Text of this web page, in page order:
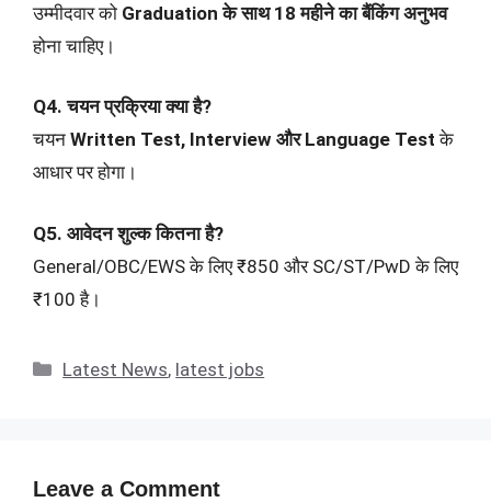
उम्मीदवार को Graduation के साथ 18 महीने का बैंकिंग अनुभव
होना चाहिए।
Q4. चयन प्रक्रिया क्या है?
चयन Written Test, Interview और Language Test के
आधार पर होगा।
Q5. आवेदन शुल्क कितना है?
General/OBC/EWS के लिए ₹850 और SC/ST/PwD के लिए
₹100 है।
Categories
Latest News, latest jobs
Leave a Comment